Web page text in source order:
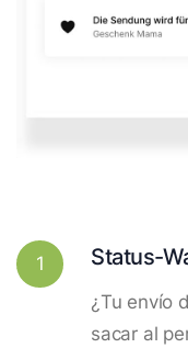
1 Status-
¿Tu envío
sacar al